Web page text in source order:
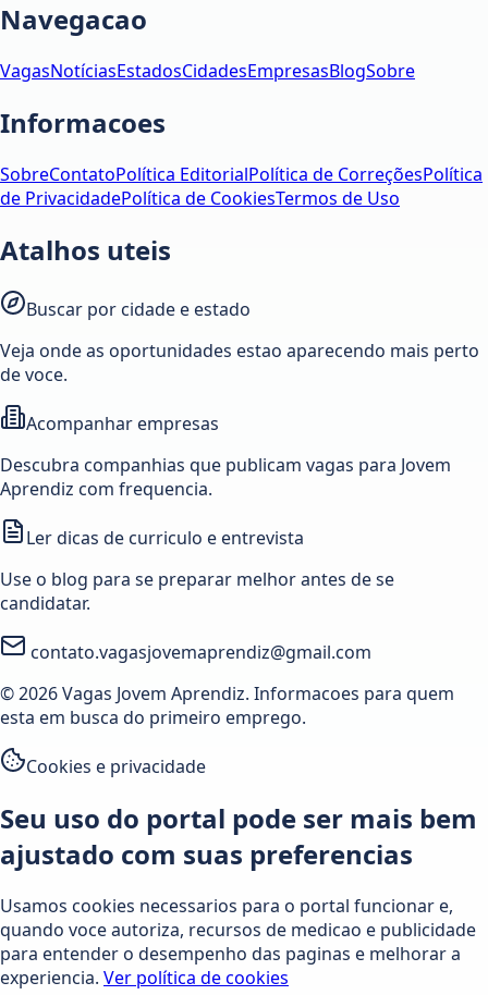
Navegacao
VagasNotíciasEstadosCidadesEmpresasBlogSobre
Informacoes
SobreContatoPolítica EditorialPolítica de CorreçõesPolítica
de PrivacidadePolítica de CookiesTermos de Uso
Atalhos uteis
Buscar por cidade e estado
Veja onde as oportunidades estao aparecendo mais perto
de voce.
Acompanhar empresas
Descubra companhias que publicam vagas para Jovem
Aprendiz com frequencia.
Ler dicas de curriculo e entrevista
Use o blog para se preparar melhor antes de se
candidatar.
contato.vagasjovemaprendiz@gmail.com
© 2026 Vagas Jovem Aprendiz. Informacoes para quem
esta em busca do primeiro emprego.
Cookies e privacidade
Seu uso do portal pode ser mais bem
ajustado com suas preferencias
Usamos cookies necessarios para o portal funcionar e,
quando voce autoriza, recursos de medicao e publicidade
para entender o desempenho das paginas e melhorar a
experiencia. Ver política de cookies